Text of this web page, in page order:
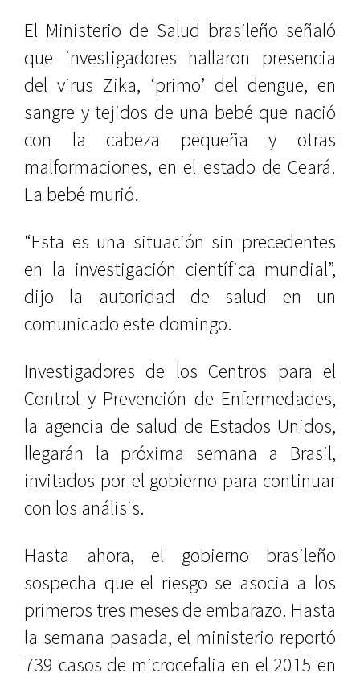
El Ministerio de Salud brasileño señaló
que investigadores hallaron presencia
del virus Zika, ‘primo’ del dengue, en
sangre y tejidos de una bebé que nació
con la cabeza pequeña y otras
malformaciones, en el estado de Ceará.
La bebé murió.
“Esta es una situación sin precedentes
en la investigación científica mundial”,
dijo la autoridad de salud en un
comunicado este domingo.
Investigadores de los Centros para el
Control y Prevención de Enfermedades,
la agencia de salud de Estados Unidos,
llegarán la próxima semana a Brasil,
invitados por el gobierno para continuar
con los análisis.
Hasta ahora, el gobierno brasileño
sospecha que el riesgo se asocia a los
primeros tres meses de embarazo. Hasta
la semana pasada, el ministerio reportó
739 casos de microcefalia en el 2015 en